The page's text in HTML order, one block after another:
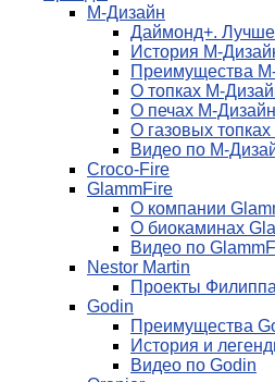
М-Дизайн
Даймонд+.
История М-
Преимущества
О топках М-
О печах М-Дизайн
О газовых
Видео по М-
Croco-Fire
GlammFire
О компании
О биокаминах
Видео по
Nestor Martin
Проекты
Godin
Преимущества
История и
Видео по Godin